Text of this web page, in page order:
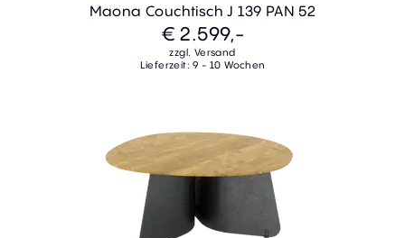
Maona Couchtisch J 139 PAN 52
€ 2.599,-
zzgl. Versand
Lieferzeit: 9 - 10 Wochen